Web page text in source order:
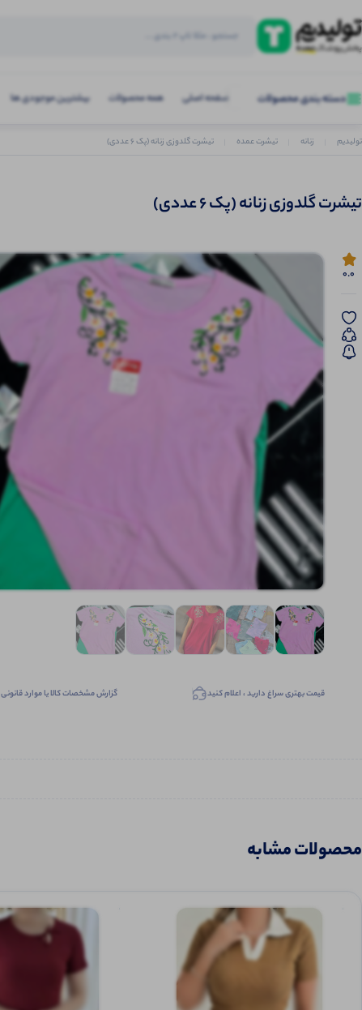
دسته بندی محصولات صفحه اصلی همه محصولات بیشترین موجودی ها
تولیدیم زنانه تیشرت عمده تیشرت گلدوزی زنانه (پک 6 عددی)
تیشرت گلدوزی زنانه (پک 6 عددی)
0.0
قیمت بهتری سراغ دارید ، اعلام کنید گزارش مشخصات کالا یا موارد قانونی
محصولات مشابه